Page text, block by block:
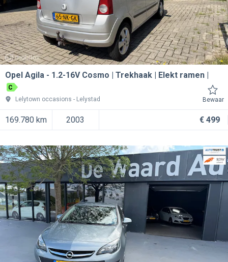
Opel Agila 1.2-16V Cosmo | Trekhaak | Elekt ramen |
C
Lelytown occasions
Lelystad Bewaar
169.780 km 2003 € 499